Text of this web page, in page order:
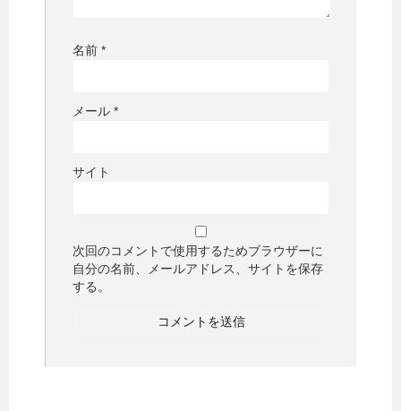
名前 *
メール *
サイト
次回のコメントで使用するためブラウザーに
自分の名前、メールアドレス、サイトを保存
する。